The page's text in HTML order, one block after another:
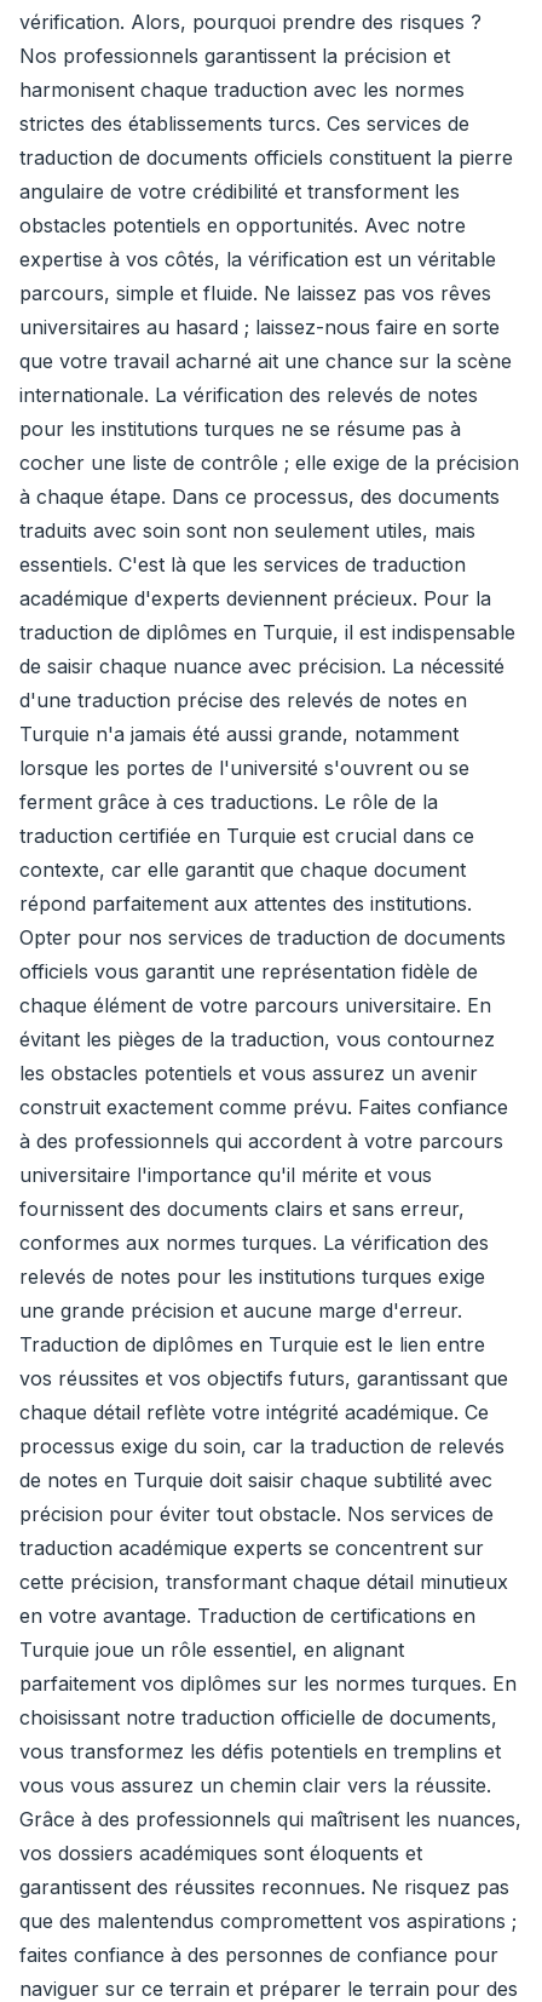
vérification. Alors, pourquoi prendre des risques ?
Nos professionnels garantissent la précision et
harmonisent chaque traduction avec les normes
strictes des établissements turcs. Ces services de
traduction de documents officiels constituent la pierre
angulaire de votre crédibilité et transforment les
obstacles potentiels en opportunités. Avec notre
expertise à vos côtés, la vérification est un véritable
parcours, simple et fluide. Ne laissez pas vos rêves
universitaires au hasard ; laissez-nous faire en sorte
que votre travail acharné ait une chance sur la scène
internationale. La vérification des relevés de notes
pour les institutions turques ne se résume pas à
cocher une liste de contrôle ; elle exige de la précision
à chaque étape. Dans ce processus, des documents
traduits avec soin sont non seulement utiles, mais
essentiels. C'est là que les services de traduction
académique d'experts deviennent précieux. Pour la
traduction de diplômes en Turquie, il est indispensable
de saisir chaque nuance avec précision. La nécessité
d'une traduction précise des relevés de notes en
Turquie n'a jamais été aussi grande, notamment
lorsque les portes de l'université s'ouvrent ou se
ferment grâce à ces traductions. Le rôle de la
traduction certifiée en Turquie est crucial dans ce
contexte, car elle garantit que chaque document
répond parfaitement aux attentes des institutions.
Opter pour nos services de traduction de documents
officiels vous garantit une représentation fidèle de
chaque élément de votre parcours universitaire. En
évitant les pièges de la traduction, vous contournez
les obstacles potentiels et vous assurez un avenir
construit exactement comme prévu. Faites confiance
à des professionnels qui accordent à votre parcours
universitaire l'importance qu'il mérite et vous
fournissent des documents clairs et sans erreur,
conformes aux normes turques. La vérification des
relevés de notes pour les institutions turques exige
une grande précision et aucune marge d'erreur.
Traduction de diplômes en Turquie est le lien entre
vos réussites et vos objectifs futurs, garantissant que
chaque détail reflète votre intégrité académique. Ce
processus exige du soin, car la traduction de relevés
de notes en Turquie doit saisir chaque subtilité avec
précision pour éviter tout obstacle. Nos services de
traduction académique experts se concentrent sur
cette précision, transformant chaque détail minutieux
en votre avantage. Traduction de certifications en
Turquie joue un rôle essentiel, en alignant
parfaitement vos diplômes sur les normes turques. En
choisissant notre traduction officielle de documents,
vous transformez les défis potentiels en tremplins et
vous vous assurez un chemin clair vers la réussite.
Grâce à des professionnels qui maîtrisent les nuances,
vos dossiers académiques sont éloquents et
garantissent des réussites reconnues. Ne risquez pas
que des malentendus compromettent vos aspirations ;
faites confiance à des personnes de confiance pour
naviguer sur ce terrain et préparer le terrain pour des